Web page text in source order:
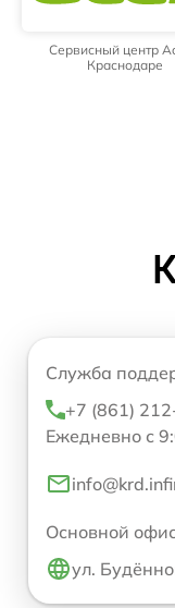
Сервисный центр
Краснодаре
Служба
+7 (861)
Ежедневно с
Основной
ул.